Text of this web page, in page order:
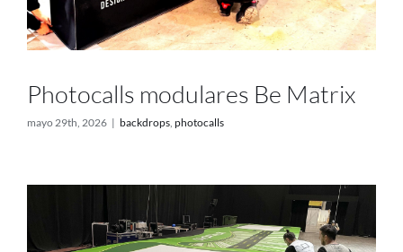
Photocalls modulares Be Matrix
mayo 29th, 2026 | backdrops photocalls